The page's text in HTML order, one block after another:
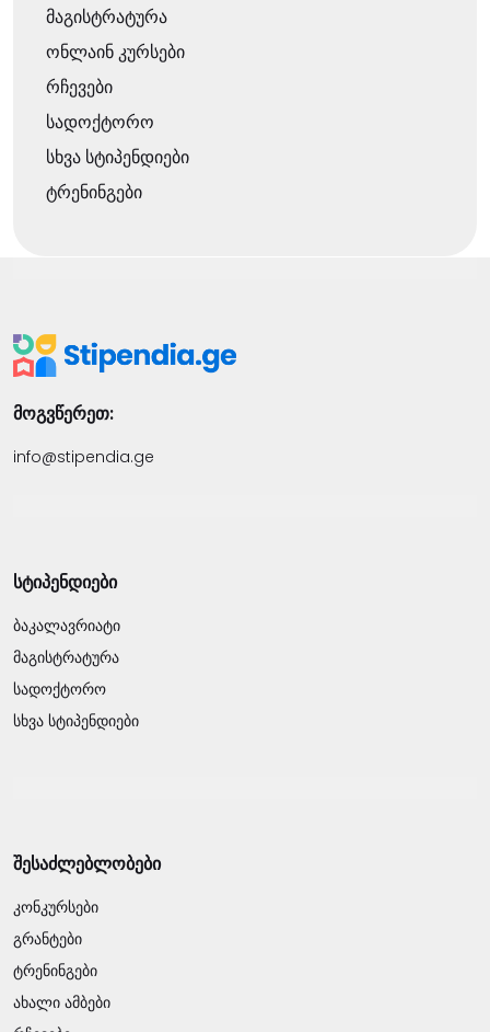
მაგისტრატურა
ონლაინ კურსები
რჩევები
სადოქტორო
სხვა სტიპენდიები
ტრენინგები
მოგვწერეთ:
info@stipendia.ge
სტიპენდიები
ბაკალავრიატი
მაგისტრატურა
სადოქტორო
სხვა სტიპენდიები
შესაძლებლობები
კონკურსები
გრანტები
ტრენინგები
ახალი ამბები